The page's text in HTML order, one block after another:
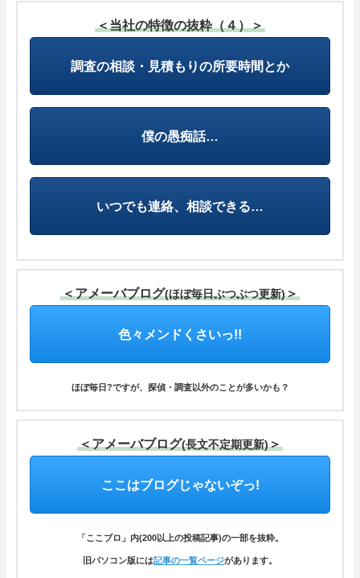
＜当社の特徴の抜粋（４）＞
調査の相談・見積もりの所要時間とか
僕の愚痴話…
いつでも連絡、相談できる…
＜アメーバブログ(ほぼ毎日ぶつぶつ更新)＞
色々メンドくさいっ!!
ほぼ毎日?ですが、探偵・調査以外のことが多いかも？
＜アメーバブログ(長文不定期更新)＞
ここはブログじゃないぞっ!
「ここブロ」内(200以上の投稿記事)の一部を抜粋。
旧パソコン版には記事の一覧ページがあります。